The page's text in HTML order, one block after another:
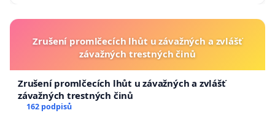
Zrušení promlčecích lhůt u závažných a zvlášť
závažných trestných činů
Zrušení promlčecích lhůt u závažných a zvlášť
závažných trestných činů
162 podpisů